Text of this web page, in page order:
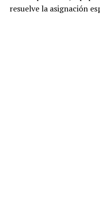
resuelve la asignación